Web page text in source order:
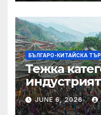
БЪЛГАРО-КИТАЙСКА
Тежка
алианс за
слънчева
JUNE 6, 2026